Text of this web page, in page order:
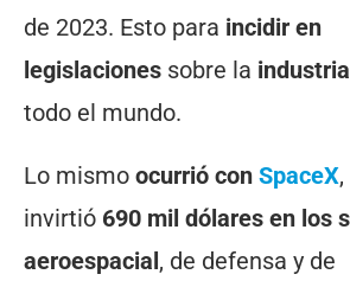
de 2023. Esto para incidir en
legislaciones sobre la
todo el mundo.
Lo mismo ocurrió con SpaceX
invirtió 690 mil dólares en los
aeroespacial, de defensa y de